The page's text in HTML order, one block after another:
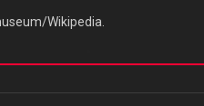
Wikipedia.